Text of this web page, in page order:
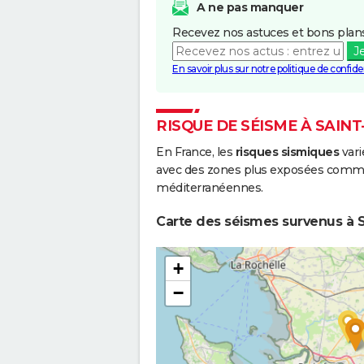
A ne pas manquer
Recevez nos astuces et bons
En savoir plus sur notre politique de
RISQUE DE SÉISME À
En France, les risques sismiques
avec des zones plus exposées
méditerranéennes.
Carte des séismes survenus à
+
−